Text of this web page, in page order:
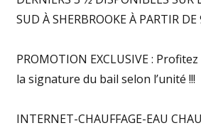
SUD À SHERBROOKE À PARTIR DE
PROMOTION EXCLUSIVE :
la signature du bail selon l’unité !!!
INTERNET-CHAUFFAGE-EAU